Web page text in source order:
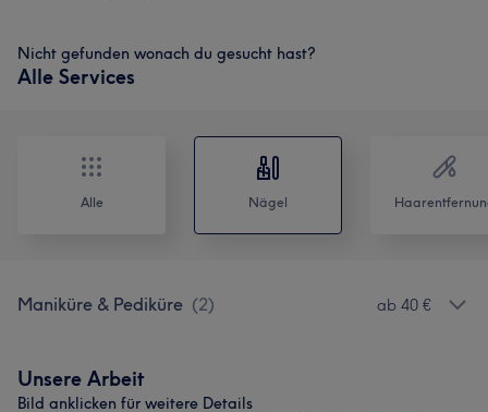
Nicht gefunden wonach du gesucht hast?
Alle Services
Alle Nägel
Maniküre & Pediküre (2) ab 40 €
Unsere Arbeit
Bild anklicken für weitere Details